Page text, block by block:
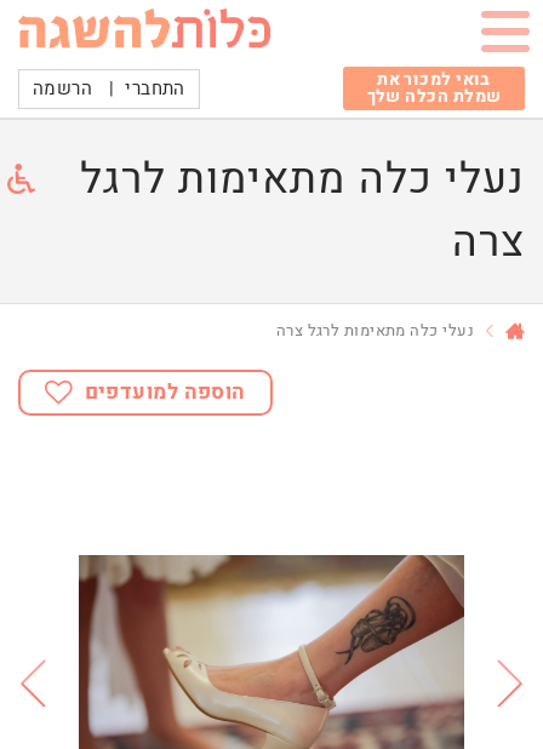
בואי למכור את
שמלת הכלה שלך התחברי | הרשמה
נעלי כלה מתאימות לרגל
צרה
נעלי כלה מתאימות לרגל צרה
הוספה למועדפים